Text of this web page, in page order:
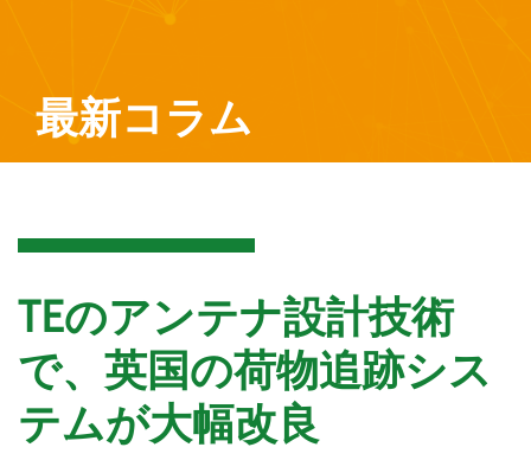
最新コラム
TEのアンテナ設計技術
で、英国の荷物追跡シス
テムが大幅改良